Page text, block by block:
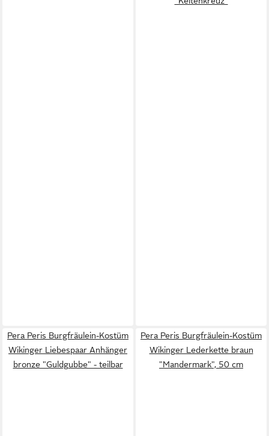
Pera Peris Burgfräulein-Kostüm
Wikinger Liebespaar Anhänger
bronze "Guldgubbe" - teilbar
Pera Peris Burgfräulein-Kostüm
Wikinger Lederkette braun
"Mandermark", 50 cm